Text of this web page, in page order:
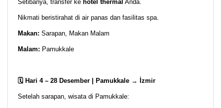
Setibanya, transfer ke hotel thermal Anda.
Nikmati beristirahat di air panas dan fasilitas spa.
Makan: Sarapan, Makan Malam
Malam: Pamukkale
🗓️ Hari 4 – 28 Desember | Pamukkale → İzmir
Setelah sarapan, wisata di Pamukkale: